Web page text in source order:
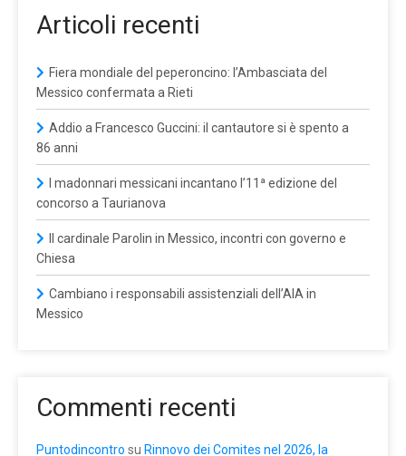
Articoli recenti
Fiera mondiale del peperoncino: l’Ambasciata del
Messico confermata a Rieti
Addio a Francesco Guccini: il cantautore si è spento a
86 anni
I madonnari messicani incantano l’11ª edizione del
concorso a Taurianova
Il cardinale Parolin in Messico, incontri con governo e
Chiesa
Cambiano i responsabili assistenziali dell’AIA in
Messico
Commenti recenti
Puntodincontro su Rinnovo dei Comites nel 2026, la